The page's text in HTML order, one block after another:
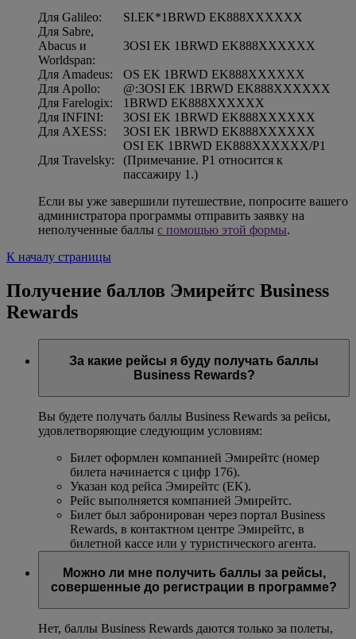
Для Galileo:
SI.EK*1BRWD EK888XXXXXX
Для Sabre,
Abacus и
Worldspan:
3OSI EK 1BRWD EK888XXXXXX
Для Amadeus:
OS EK 1BRWD EK888XXXXXX
Для Apollo:
@:3OSI EK 1BRWD EK888XXXXXX
Для Farelogix:
1BRWD EK888XXXXXX
Для INFINI:
3OSI EK 1BRWD EK888XXXXXX
Для AXESS:
3OSI EK 1BRWD EK888XXXXXX
Для Travelsky:
OSI EK 1BRWD EK888XXXXXX/P1
(Примечание. P1 относится к
пассажиру 1.)
Если вы уже завершили путешествие, попросите вашего
администратора программы отправить заявку на
неполученные баллы с помощью этой формы.
К началу страницы
Получение баллов Эмирейтс Business
Rewards
За какие рейсы я буду получать баллы
Business Rewards?
Вы будете получать баллы Business Rewards за рейсы,
удовлетворяющие следующим условиям:
Билет оформлен компанией Эмирейтс (номер
билета начинается с цифр 176).
Указан код рейса Эмирейтс (EK).
Рейс выполняется компанией Эмирейтс.
Билет был забронирован через портал Business
Rewards, в контактном центре Эмирейтс, в
билетной кассе или у туристического агента.
Можно ли мне получить баллы за рейсы,
совершенные до регистрации в программе?
Нет, баллы Business Rewards даются только за полеты,